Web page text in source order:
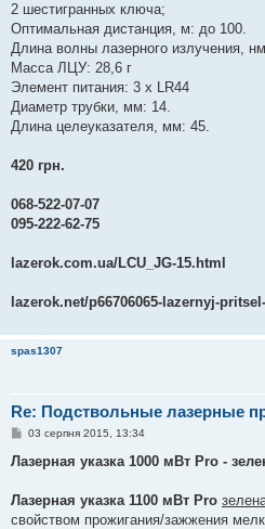
2 шестигранных ключа;
Оптимальная дистанция, м: до 100.
Длина волны лазерного излучения,
Масса ЛЦУ: 28,6 г
Элемент питания: 3 х LR44
Диаметр трубки, мм: 14.
Длина целеуказателя, мм: 45.
420 грн.
068-522-07-07
095-222-62-75
lazerok.com.ua/LCU_JG-15.html
lazerok.net/p66706065-lazernyj-
spas1307
Re: Подствольные лазерные
П
в
о
л
03 серпня 2015, 13:34
Лазерная указка 1000 мВт Pro -
Лазерная указка 1100 мВт Pro
свойством прожигания/зажжения